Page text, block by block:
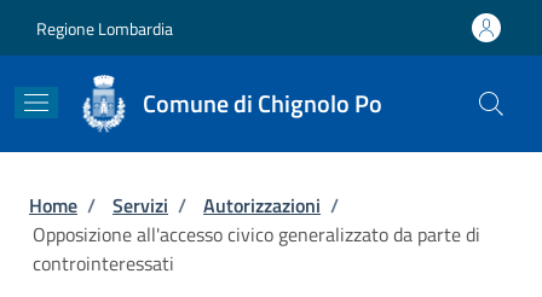
Regione Lombardia
Comune di Chignolo Po
Briciole di pane
Home / Servizi / Autorizzazioni /
Opposizione all'accesso civico generalizzato da parte di
controinteressati